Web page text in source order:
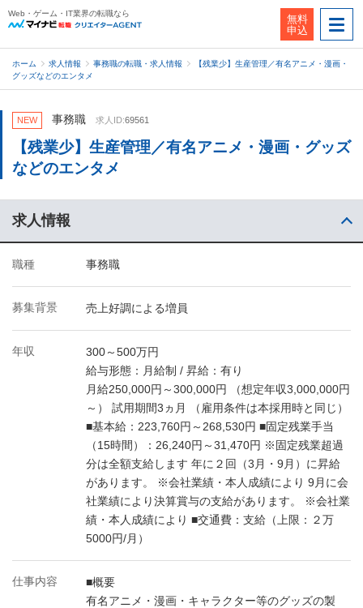
Web・ゲーム・IT業界の転職なら
無料
申込
ホーム 求人情報 事務職の転職・求人情報
【残業少】生産管理／有名アニメ・漫画・
グッズなどのエンタメ
NEW 事務職 求人ID:69561
【残業少】生産管理／有名アニメ・漫画・グッズ
などのエンタメ
求人情報
職種 事務職
募集背景 売上好調による増員
年収
300～500万円
給与形態：月給制 / 昇給：有り
月給250,000円～300,000円 （想定年収3,000,000円
～） 試用期間3ヵ月 （雇用条件は本採用時と同じ）
■基本給：223,760円～268,530円 ■固定残業手当
（15時間）：26,240円～31,470円 ※固定残業超過
分は全額支給します 年に２回（3月・9月）に昇給
があります。 ※会社業績・本人成績により 9月に会
社業績により決算賞与の支給があります。 ※会社業
績・本人成績により ■交通費：支給（上限：２万
5000円/月）
仕事内容
■概要
有名アニメ・漫画・キャラクター等のグッズの製